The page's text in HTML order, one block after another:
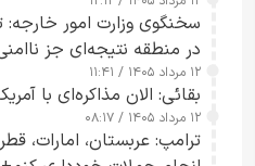
سخنگوی وزارت امور خارجه:
در منطقه نتیجه‌ای جز
۱۲ مرداد ۱۴۰۵ / ۱۱:۴۱
بقائی: الان مذاکره‌ای با
۱۲ مرداد ۱۴۰۵ / ۰۸:۱۷
ترامپ: عربستان، امارات،